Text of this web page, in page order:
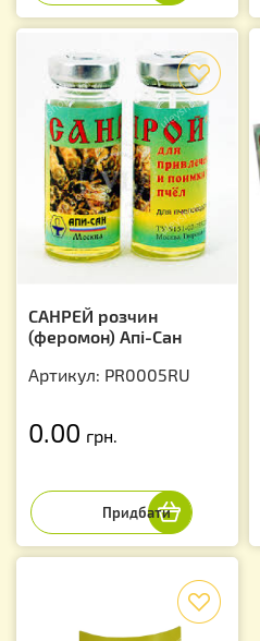
САНРЕЙ розчин
(феромон) Апі-Сан
Артикул: PR0005RU
0.00 грн.